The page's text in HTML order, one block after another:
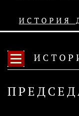
ИСТОРИЯ